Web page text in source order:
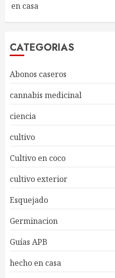
en casa
CATEGORIAS
Abonos caseros
cannabis medicinal
ciencia
cultivo
Cultivo en coco
cultivo exterior
Esquejado
Germinacion
Guías APB
hecho en casa